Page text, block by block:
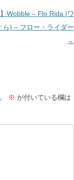
】Wobble – Flo Rida |ワ
ら) – フロー・ライダー
→
※ が付いている欄は